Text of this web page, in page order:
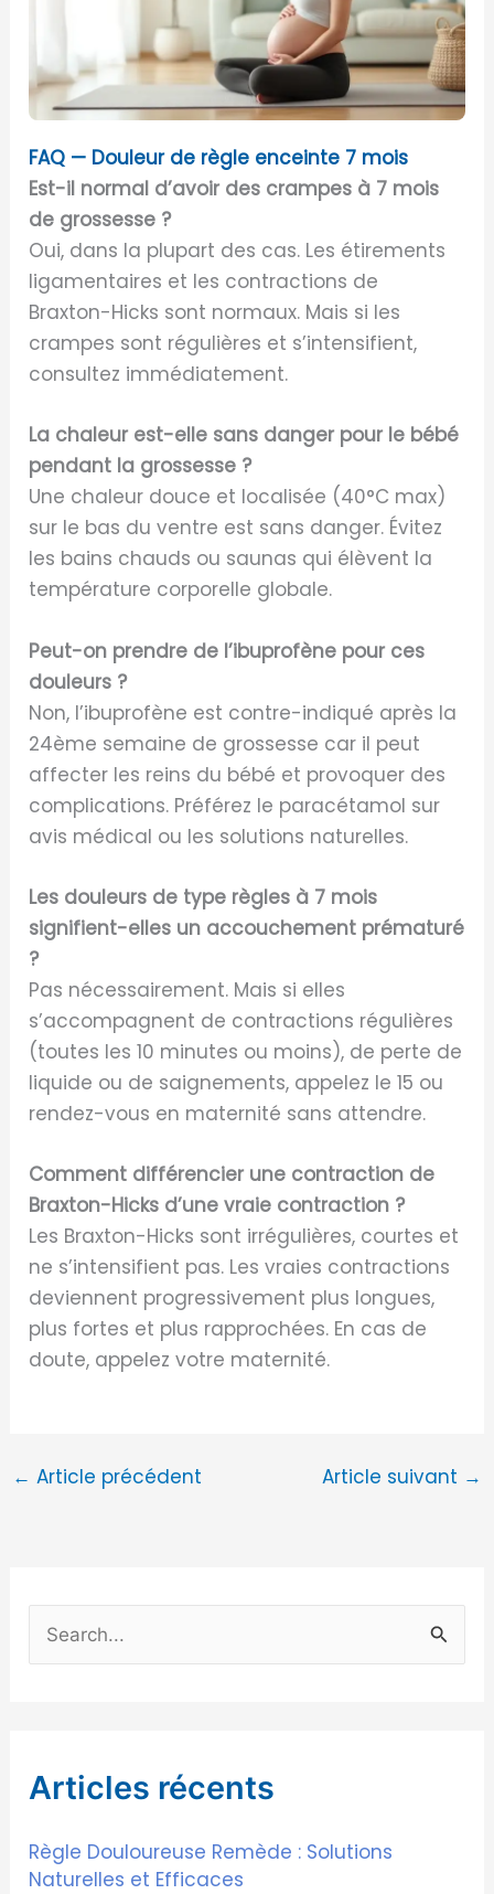
FAQ — Douleur de règle enceinte 7 mois
Est-il normal d’avoir des crampes à 7 mois
de grossesse ?
Oui, dans la plupart des cas. Les étirements
ligamentaires et les contractions de
Braxton-Hicks sont normaux. Mais si les
crampes sont régulières et s’intensifient,
consultez immédiatement.
La chaleur est-elle sans danger pour le bébé
pendant la grossesse ?
Une chaleur douce et localisée (40°C max)
sur le bas du ventre est sans danger. Évitez
les bains chauds ou saunas qui élèvent la
température corporelle globale.
Peut-on prendre de l’ibuprofène pour ces
douleurs ?
Non, l’ibuprofène est contre-indiqué après la
24ème semaine de grossesse car il peut
affecter les reins du bébé et provoquer des
complications. Préférez le paracétamol sur
avis médical ou les solutions naturelles.
Les douleurs de type règles à 7 mois
signifient-elles un accouchement prématuré
?
Pas nécessairement. Mais si elles
s’accompagnent de contractions régulières
(toutes les 10 minutes ou moins), de perte de
liquide ou de saignements, appelez le 15 ou
rendez-vous en maternité sans attendre.
Comment différencier une contraction de
Braxton-Hicks d’une vraie contraction ?
Les Braxton-Hicks sont irrégulières, courtes et
ne s’intensifient pas. Les vraies contractions
deviennent progressivement plus longues,
plus fortes et plus rapprochées. En cas de
doute, appelez votre maternité.
← Article précédent Article suivant →
e
c
Articles récents
Règle Douloureuse Remède : Solutions
Naturelles et Efficaces